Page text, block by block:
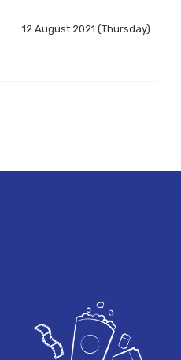
12 August 2021 (Thursday)